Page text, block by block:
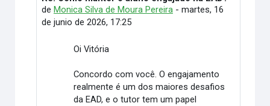
de Monica Silva de Moura Pereira- martes, 16
de junio de 2026, 17:25
Oi Vitória
Concordo com você. O engajamento
realmente é um dos maiores desafios
da EAD, e o tutor tem um papel